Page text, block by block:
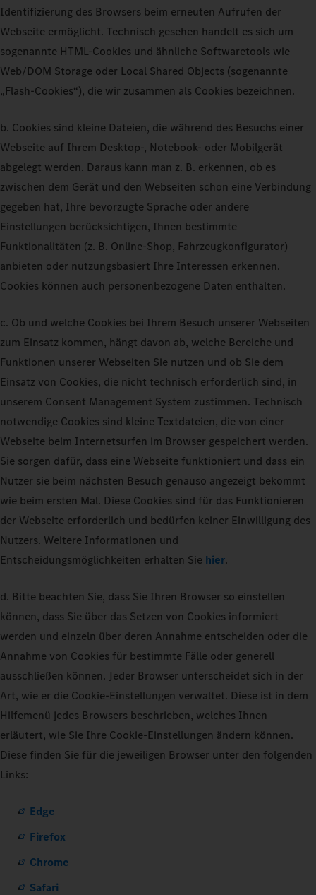
Identifizierung des Browsers beim erneuten Aufrufen der
Webseite ermöglicht. Technisch gesehen handelt es sich um
sogenannte HTML-Cookies und ähnliche Softwaretools wie
Web/DOM Storage oder Local Shared Objects (sogenannte
„Flash-Cookies“), die wir zusammen als Cookies bezeichnen.
b. Cookies sind kleine Dateien, die während des Besuchs einer
Webseite auf Ihrem Desktop-, Notebook- oder Mobilgerät
abgelegt werden. Daraus kann man z. B. erkennen, ob es
zwischen dem Gerät und den Webseiten schon eine Verbindung
gegeben hat, Ihre bevorzugte Sprache oder andere
Einstellungen berücksichtigen, Ihnen bestimmte
Funktionalitäten (z. B. Online-Shop, Fahrzeugkonfigurator)
anbieten oder nutzungsbasiert Ihre Interessen erkennen.
Cookies können auch personenbezogene Daten enthalten.
c. Ob und welche Cookies bei Ihrem Besuch unserer Webseiten
zum Einsatz kommen, hängt davon ab, welche Bereiche und
Funktionen unserer Webseiten Sie nutzen und ob Sie dem
Einsatz von Cookies, die nicht technisch erforderlich sind, in
unserem Consent Management System zustimmen. Technisch
notwendige Cookies sind kleine Textdateien, die von einer
Webseite beim Internetsurfen im Browser gespeichert werden.
Sie sorgen dafür, dass eine Webseite funktioniert und dass ein
Nutzer sie beim nächsten Besuch genauso angezeigt bekommt
wie beim ersten Mal. Diese Cookies sind für das Funktionieren
der Webseite erforderlich und bedürfen keiner Einwilligung des
Nutzers. Weitere Informationen und
Entscheidungsmöglichkeiten erhalten Sie hier.
d. Bitte beachten Sie, dass Sie Ihren Browser so einstellen
können, dass Sie über das Setzen von Cookies informiert
werden und einzeln über deren Annahme entscheiden oder die
Annahme von Cookies für bestimmte Fälle oder generell
ausschließen können. Jeder Browser unterscheidet sich in der
Art, wie er die Cookie-Einstellungen verwaltet. Diese ist in dem
Hilfemenü jedes Browsers beschrieben, welches Ihnen
erläutert, wie Sie Ihre Cookie-Einstellungen ändern können.
Diese finden Sie für die jeweiligen Browser unter den folgenden
Links:
Edge
Firefox
Chrome
Safari